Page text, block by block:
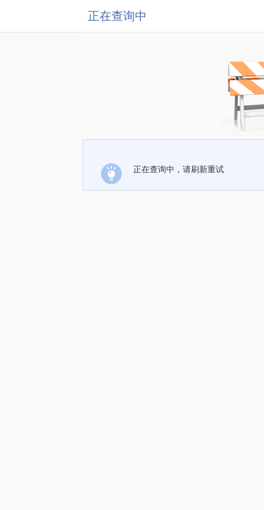
正在查询中
正在查询中，请刷新重试